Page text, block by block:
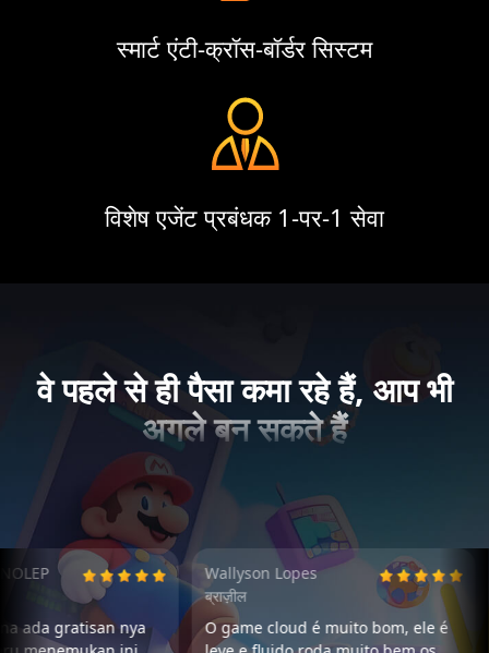
स्मार्ट एंटी-क्रॉस-बॉर्डर सिस्टम
विशेष एजेंट प्रबंधक 1-पर-1 सेवा
वे पहले से ही पैसा कमा रहे हैं, आप भी
अगले बन सकते हैं
gratisan nya
Wallyson Lopes
ब्राज़ील
O game cloud é muito bom, ele é